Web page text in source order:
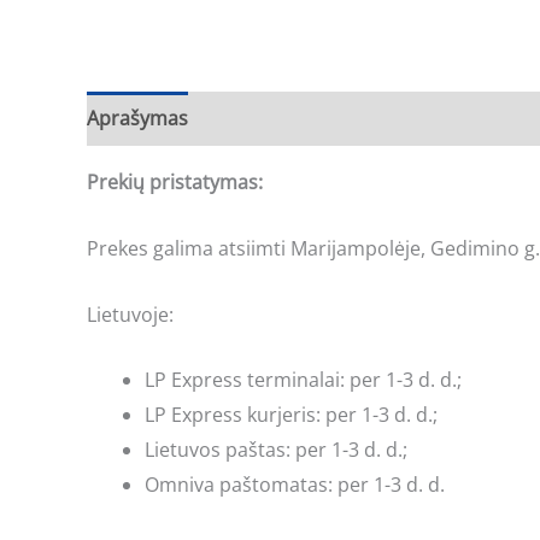
Aprašymas
Prekių pristatymas:
Prekes galima atsiimti Marijampolėje, Gedimino
Lietuvoje:
LP Express terminalai: per 1-3 d. d.;
LP Express kurjeris: per 1-3 d. d.;
Lietuvos paštas: per 1-3 d. d.;
Omniva paštomatas: per 1-3 d. d.